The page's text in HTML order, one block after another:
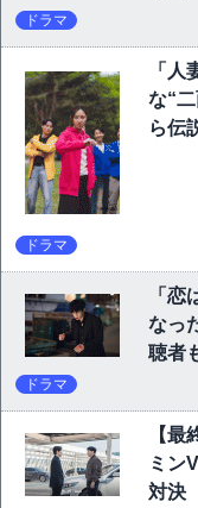
ドラマ
「
な“
ら伝
ドラマ
「
なっ
聴者
ドラマ
【
ミン
対決